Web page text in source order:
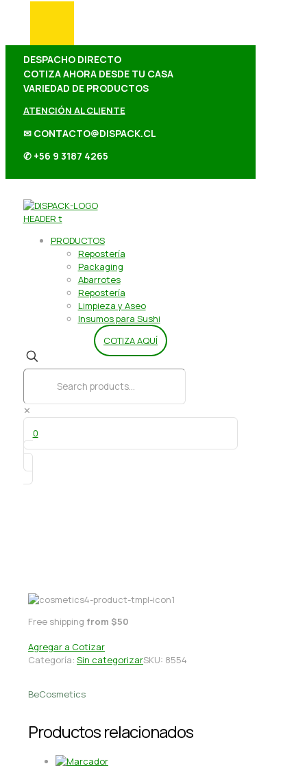
DESPACHO DIRECTO
COTIZA AHORA DESDE TU CASA
VARIEDAD DE PRODUCTOS
ATENCIÓN AL CLIENTE
✉ CONTACTO@DISPACK.CL
✆ +56 9 3187 4265
PRODUCTOS
Repostería
Packaging
Abarrotes
Repostería
Limpieza y Aseo
Insumos para Sushi
COTIZA AQUÍ
✕
0
Free shipping from $50
Agregar a Cotizar
Categoría: Sin categorizarSKU: 8554
BeCosmetics
Productos relacionados